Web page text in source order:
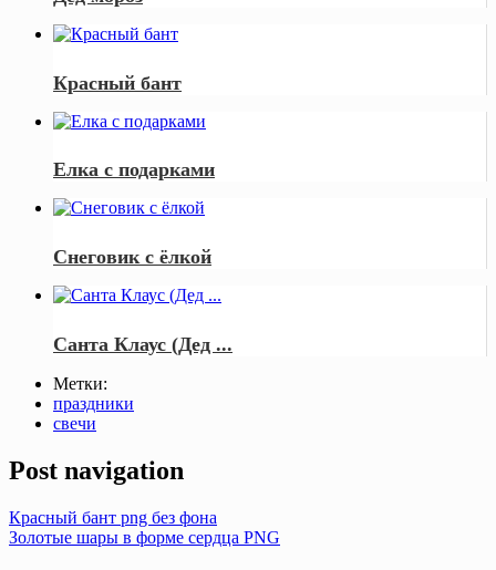
Красный бант
Елка с подарками
Снеговик с ёлкой
Санта Клаус (Дед ...
Метки:
праздники
свечи
Post navigation
Красный бант png без фона
Золотые шары в форме сердца PNG